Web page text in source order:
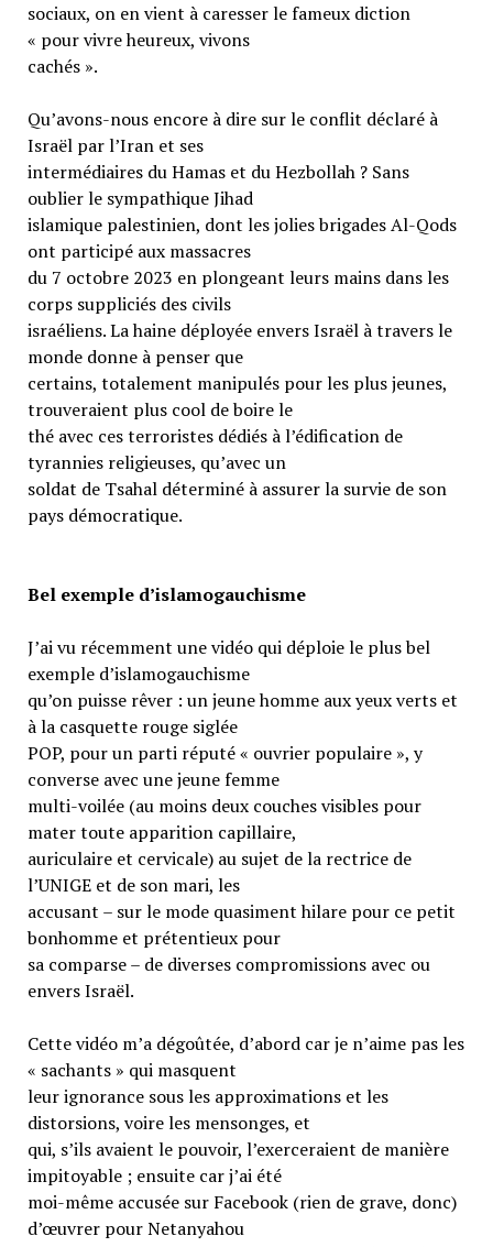
sociaux, on en vient à caresser le fameux diction
« pour vivre heureux, vivons
cachés ».
Qu’avons-nous encore à dire sur le conflit déclaré à
Israël par l’Iran et ses
intermédiaires du Hamas et du Hezbollah ? Sans
oublier le sympathique Jihad
islamique palestinien, dont les jolies brigades Al-Qods
ont participé aux massacres
du 7 octobre 2023 en plongeant leurs mains dans les
corps suppliciés des civils
israéliens. La haine déployée envers Israël à travers le
monde donne à penser que
certains, totalement manipulés pour les plus jeunes,
trouveraient plus cool de boire le
thé avec ces terroristes dédiés à l’édification de
tyrannies religieuses, qu’avec un
soldat de Tsahal déterminé à assurer la survie de son
pays démocratique.
Bel exemple d’islamogauchisme
J’ai vu récemment une vidéo qui déploie le plus bel
exemple d’islamogauchisme
qu’on puisse rêver : un jeune homme aux yeux verts et
à la casquette rouge siglée
POP, pour un parti réputé « ouvrier populaire », y
converse avec une jeune femme
multi-voilée (au moins deux couches visibles pour
mater toute apparition capillaire,
auriculaire et cervicale) au sujet de la rectrice de
l’UNIGE et de son mari, les
accusant – sur le mode quasiment hilare pour ce petit
bonhomme et prétentieux pour
sa comparse – de diverses compromissions avec ou
envers Israël.
Cette vidéo m’a dégoûtée, d’abord car je n’aime pas les
« sachants » qui masquent
leur ignorance sous les approximations et les
distorsions, voire les mensonges, et
qui, s’ils avaient le pouvoir, l’exerceraient de manière
impitoyable ; ensuite car j’ai été
moi-même accusée sur Facebook (rien de grave, donc)
d’œuvrer pour Netanyahou